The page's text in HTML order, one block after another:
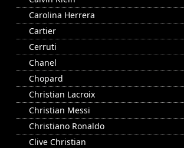
Carolina Herrera
Cartier
Cerruti
Chanel
Chopard
Christian Lacroix
Christian Messi
Christiano Ronaldo
Clive Christian